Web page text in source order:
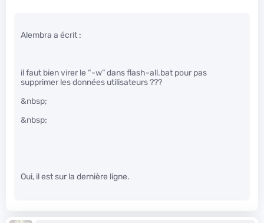
Alembra a écrit :
il faut bien virer le “-w” dans flash-all.bat pour pas
supprimer les données utilisateurs ???
&nbsp;
&nbsp;
Oui, il est sur la dernière ligne.